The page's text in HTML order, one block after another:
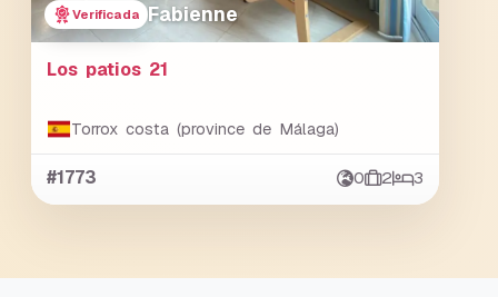
Verificada Fabienne
Los patios 21
Torrox costa (province de Málaga)
#1773 0 2 3